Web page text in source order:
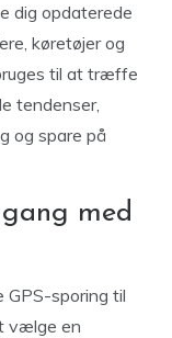
dig opdaterede
køretøjer og
til at træffe
tendenser,
og spare på
med
GPS-sporing til
vælge en